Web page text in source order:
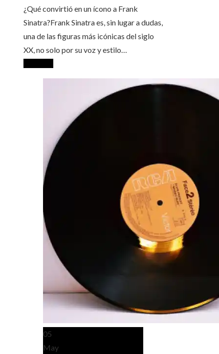
¿Qué convirtió en un ícono a Frank
Sinatra?Frank Sinatra es, sin lugar a dudas,
una de las figuras más icónicas del siglo
XX, no solo por su voz y estilo…
05
May